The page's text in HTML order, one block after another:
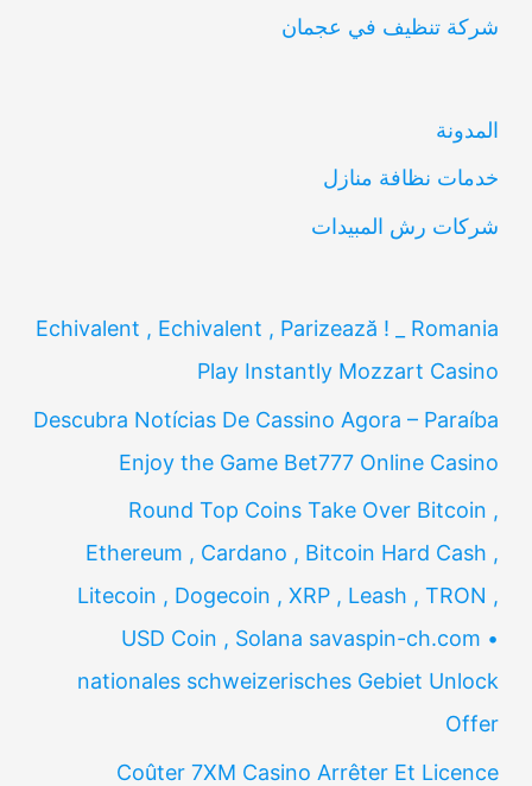
ث
شركة تنظيف في عجمان
المدونة
خدمات نظافة منازل
شركات رش المبيدات
Echivalent , Echivalent , Parizează ! _ Romania
Play Instantly Mozzart Casino
Descubra Notícias De Cassino Agora – Paraíba
Enjoy the Game Bet777 Online Casino
Round Top Coins Take Over Bitcoin ,
Ethereum , Cardano , Bitcoin Hard Cash ,
Litecoin , Dogecoin , XRP , Leash , TRON ,
USD Coin , Solana savaspin-ch.com •
nationales schweizerisches Gebiet Unlock
Offer
Coûter 7XM Casino Arrêter Et Licence